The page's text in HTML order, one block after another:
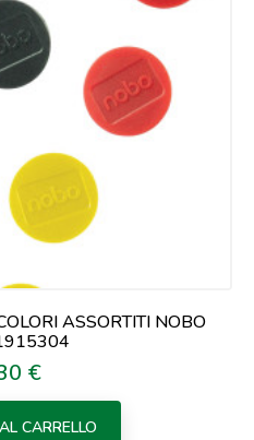
ASSORTITI NOBO
€
CARRELLO